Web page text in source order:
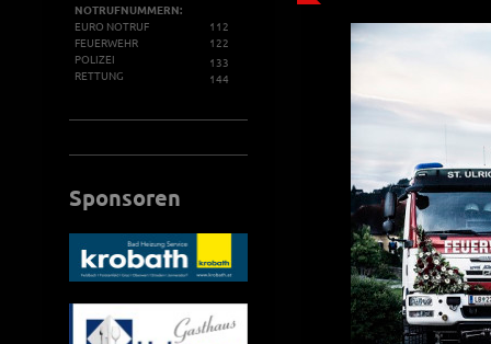
NOTRUFNUMMERN:
EURO NOTRUF
FEUERWEHR
POLIZEI
RETTUNG
112
122
133
144
Sponsoren